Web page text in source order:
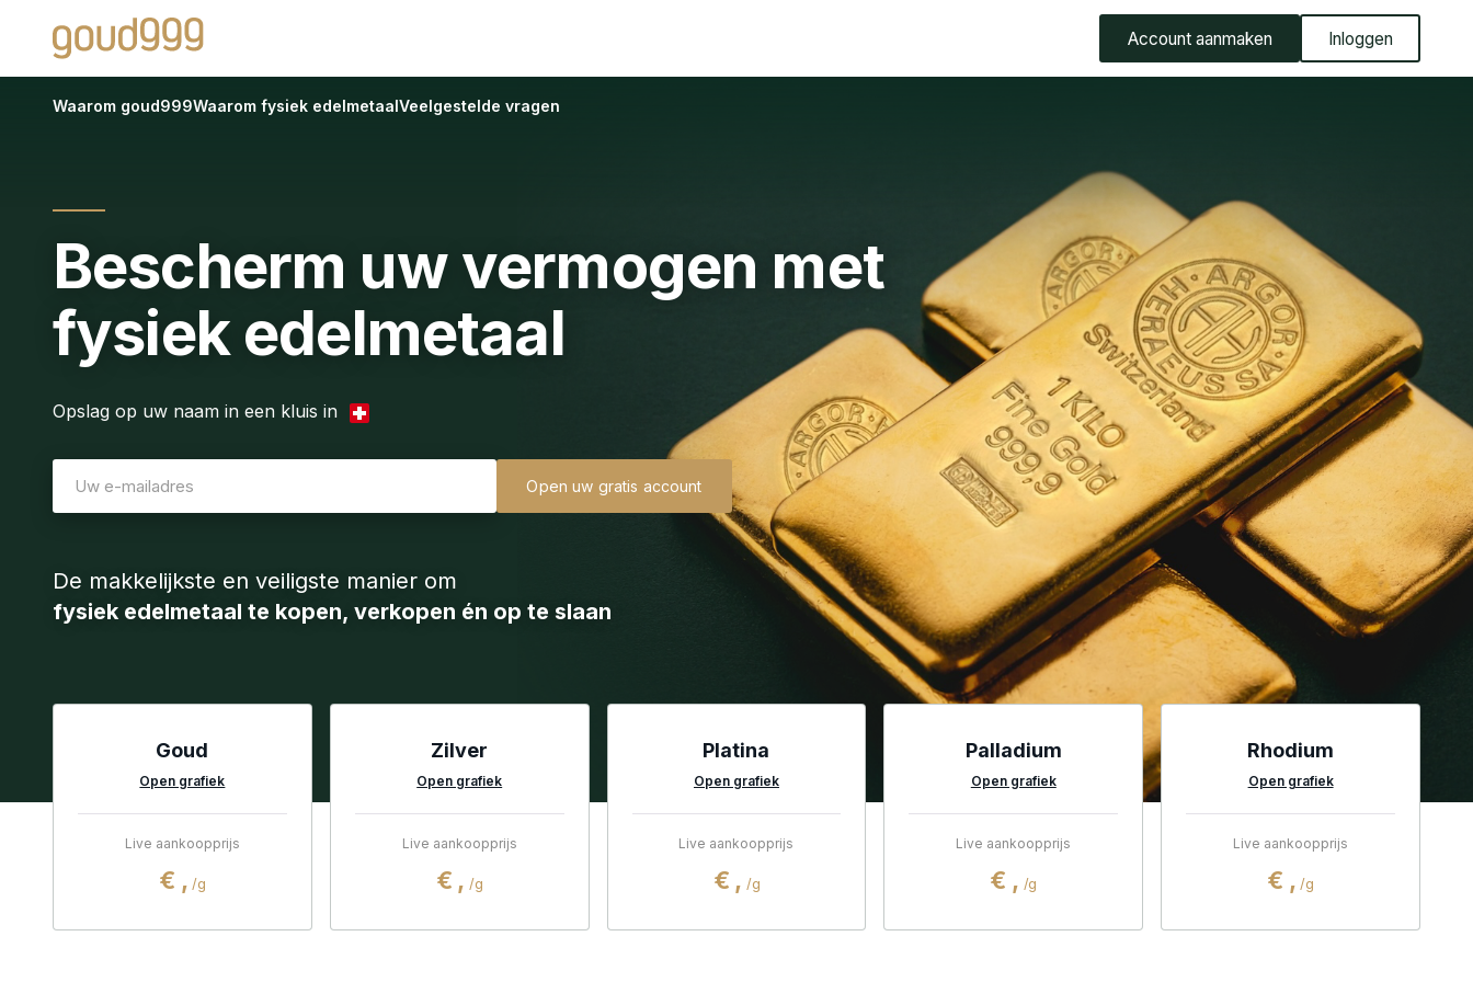
Account aanmaken Inloggen
Waarom goud999Waarom fysiek edelmetaalVeelgestelde vragen
Bescherm uw vermogen met
fysiek edelmetaal
Opslag op uw naam in een kluis in
Open uw gratis account
De makkelijkste en veiligste manier om
fysiek edelmetaal te kopen, verkopen én op te slaan
Goud
Open grafiek
Live aankoopprijs
€ , /g
Zilver
Open grafiek
Live aankoopprijs
€ , /g
Platina
Open grafiek
Live aankoopprijs
€ , /g
Palladium
Open grafiek
Live aankoopprijs
€ , /g
Rhodium
Open grafiek
Live aankoopprijs
€ , /g